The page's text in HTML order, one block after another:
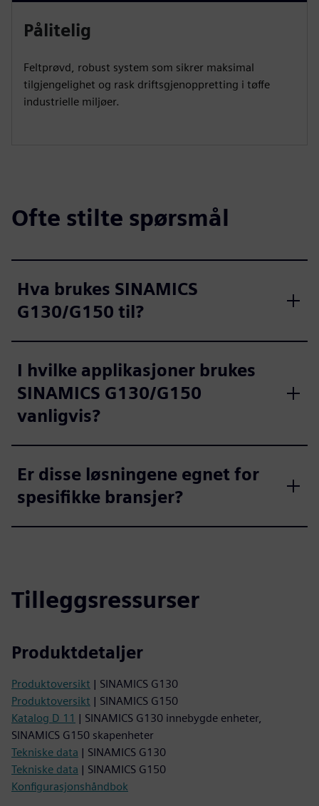
Pålitelig
Feltprøvd, robust system som sikrer maksimal
tilgjengelighet og rask driftsgjenoppretting i tøffe
industrielle miljøer.
Ofte stilte spørsmål
Hva brukes SINAMICS
G130/G150 til?
I hvilke applikasjoner brukes
SINAMICS G130/G150
vanligvis?
Er disse løsningene egnet for
spesifikke bransjer?
Tilleggsressurser
Produktdetaljer
Produktoversikt | SINAMICS G130
Produktoversikt | SINAMICS G150
Katalog D 11 | SINAMICS G130 innebygde enheter,
SINAMICS G150 skapenheter
Tekniske data | SINAMICS G130
Tekniske data | SINAMICS G150
Konfigurasjonshåndbok